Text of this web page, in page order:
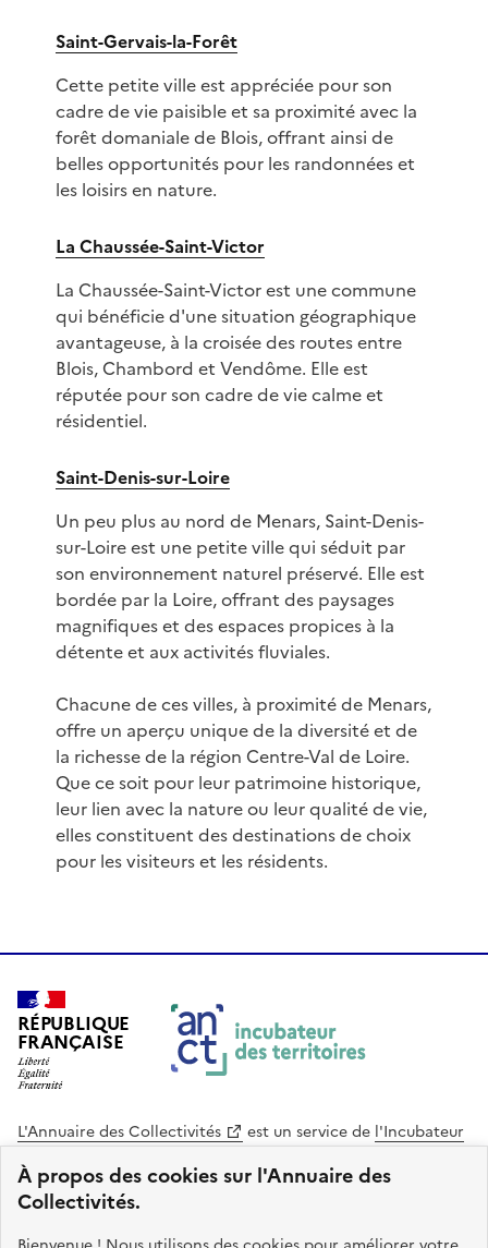
À propos des cookies sur l'Annuaire des
Collectivités.
Saint-Gervais-la-Forêt
Cette petite ville est appréciée pour son
cadre de vie paisible et sa proximité avec la
forêt domaniale de Blois, offrant ainsi de
belles opportunités pour les randonnées et
les loisirs en nature.
La Chaussée-Saint-Victor
La Chaussée-Saint-Victor est une commune
qui bénéficie d'une situation géographique
avantageuse, à la croisée des routes entre
Blois, Chambord et Vendôme. Elle est
réputée pour son cadre de vie calme et
résidentiel.
Saint-Denis-sur-Loire
Un peu plus au nord de Menars, Saint-Denis-
sur-Loire est une petite ville qui séduit par
son environnement naturel préservé. Elle est
bordée par la Loire, offrant des paysages
magnifiques et des espaces propices à la
détente et aux activités fluviales.
Chacune de ces villes, à proximité de Menars,
offre un aperçu unique de la diversité et de
la richesse de la région Centre-Val de Loire.
Que ce soit pour leur patrimoine historique,
leur lien avec la nature ou leur qualité de vie,
elles constituent des destinations de choix
pour les visiteurs et les résidents.
RÉPUBLIQUE
FRANÇAISE
L'Annuaire des Collectivités est un service de l'Incubateur
des Territoires
Cohésion des Territoires
. Le code source de ce site web
est disponible en licence libre. Le design de ce site est conçu
avec le système de design de l’État.